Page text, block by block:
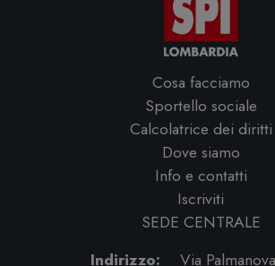
Cosa facciamo
Sportello sociale
Calcolatrice dei diritti
Dove siamo
Info e contatti
Iscriviti
SEDE CENTRALE
Indirizzo:
Via